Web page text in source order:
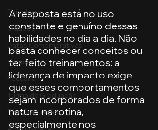
Psicologia
Cidades
Datas Comemorativas
Vendas
Pecuária
Turma de Graduação
Pós-Graduação
A resposta está no uso
constante e genuíno dessas
habilidades no dia a dia. Não
basta conhecer conceitos ou
ter feito treinamentos: a
liderança de impacto exige
que esses comportamentos
sejam incorporados de forma
natural na rotina,
especialmente nos